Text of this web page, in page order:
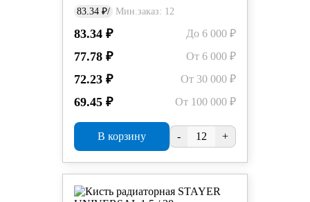
83.34 ₽/ Мин.заказ: 12
83.34 ₽ До 6 000 ₽
77.78 ₽ От 6 000 ₽
72.23 ₽ От 30 000 ₽
69.45 ₽ От 100 000 ₽
В корзину - +